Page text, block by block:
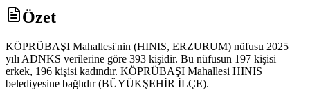
Özet
KÖPRÜBAŞI Mahallesi'nin (HINIS, ERZURUM) nüfusu 2025
yılı ADNKS verilerine göre 393 kişidir. Bu nüfusun 197 kişisi
erkek, 196 kişisi kadındır. KÖPRÜBAŞI Mahallesi HINIS
belediyesine bağlıdır (BÜYÜKŞEHİR İLÇE).